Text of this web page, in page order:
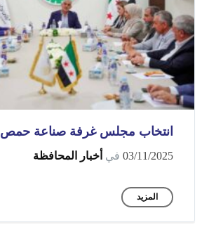
انتخاب مجلس غرفة صناعة حمص
03/11/2025 في أخبار المحافظة
المزيد